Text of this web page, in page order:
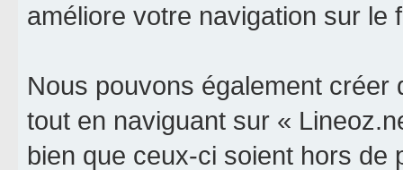
améliore votre navigation sur le
Nous pouvons également
tout en naviguant sur «
bien que ceux-ci soient hors de